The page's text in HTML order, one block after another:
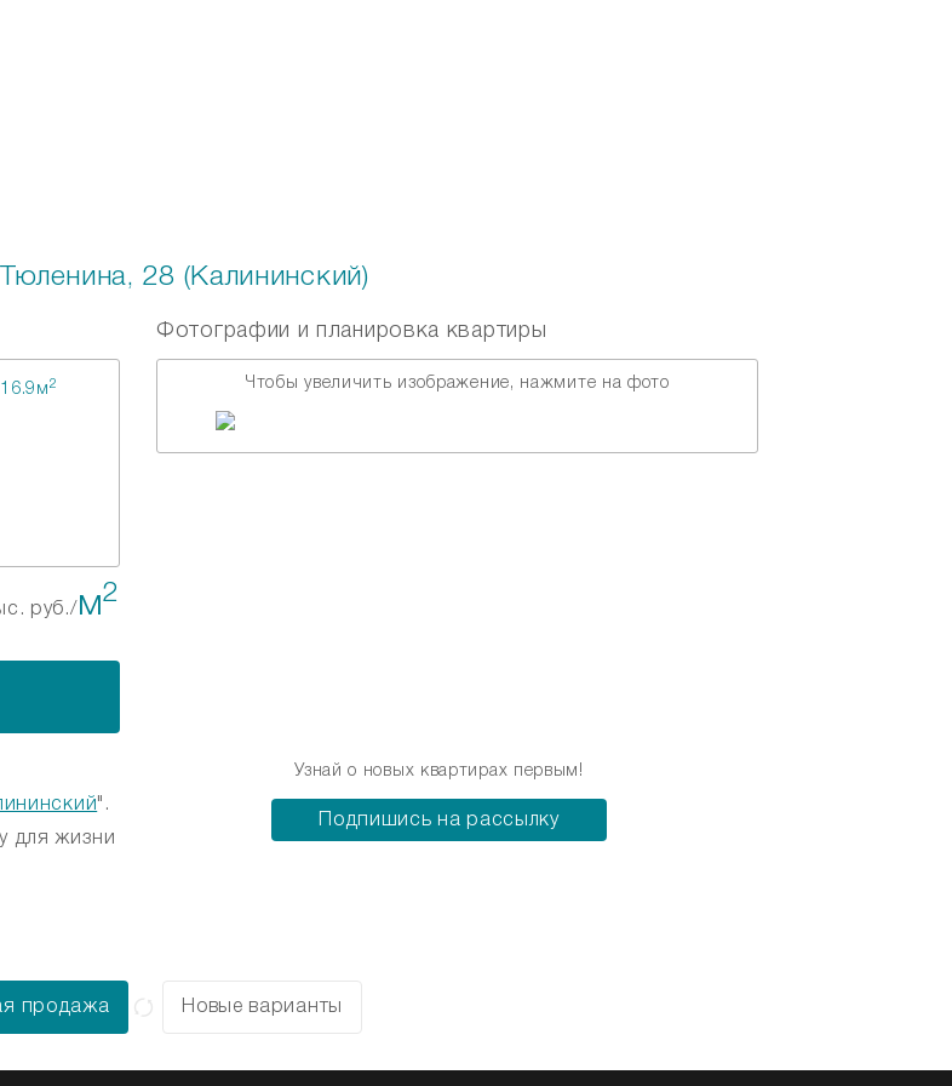
28 (Калининский)
16.9м 2
руб./м2
".
для жизни
Фотографии и планировка квартиры
Чтобы увеличить изображение, нажмите на фото
продажа Новые варианты
Узнай о новых квартирах первым!
Подпишись на рассылку